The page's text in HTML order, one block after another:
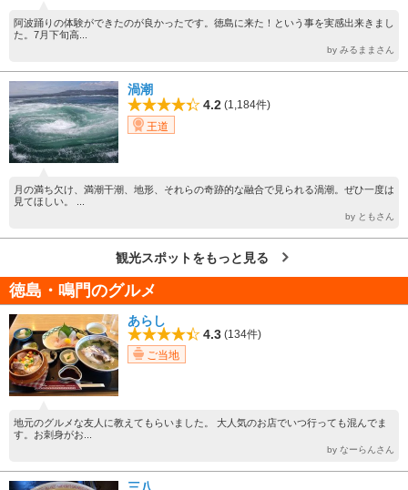
阿波踊りの体験ができたのが良かったです。徳島に来た！という事を実感出来きまし
た。7月下旬高...
by みるままさん
渦潮
4.2 (1,184件)
王道
月の満ち欠け、満潮干潮、地形、それらの奇跡的な融合で見られる渦潮。ぜひ一度は
見てほしい。 ...
by ともさん
観光スポットをもっと見る
徳島・鳴門のグルメ
あらし
4.3 (134件)
ご当地
地元のグルメな友人に教えてもらいました。 大人気のお店でいつ行っても混んでま
す。お刺身がお...
by なーらんさん